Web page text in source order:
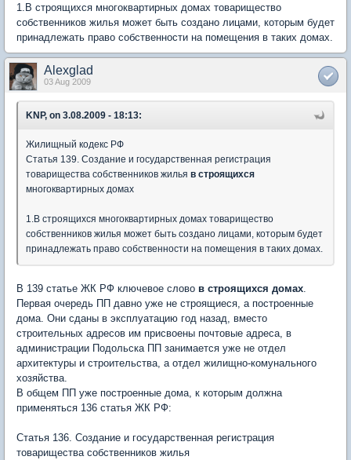
1.В строящихся многоквартирных домах товарищество
собственников жилья может быть создано лицами, которым будет
принадлежать право собственности на помещения в таких домах.
Alexglad
03 Aug 2009
KNP, on 3.08.2009 - 18:13:
Жилищный кодекс РФ
Статья 139. Создание и государственная регистрация
товарищества собственников жилья в строящихся
многоквартирных домах
1.В строящихся многоквартирных домах товарищество
собственников жилья может быть создано лицами, которым будет
принадлежать право собственности на помещения в таких домах.
В 139 статье ЖК РФ ключевое слово в строящихся домах
Первая очередь ПП давно уже не строящиеся, а построенные
дома. Они сданы в эксплуатацию год назад, вместо
строительных адресов им присвоены почтовые адреса, в
администрации Подольска ПП занимается уже не отдел
архитектуры и строительства, а отдел жилищно-комунального
хозяйства.
В общем ПП уже построенные дома, к которым должна
применяться 136 статья ЖК РФ:
Статья 136. Создание и государственная регистрация
товарищества собственников жилья